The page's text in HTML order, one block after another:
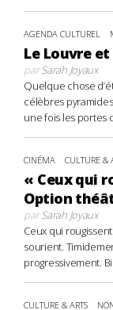
AGENDA CULTUREL
Le Louvre
parSarah Joyaux
Quelque chose
célèbres
une fois les portes
CINÉMA CULTURE &
« Ceux qui
Option
parSarah Joyaux
Ceux qui
sourient.
progressivement.
CULTURE & ARTS